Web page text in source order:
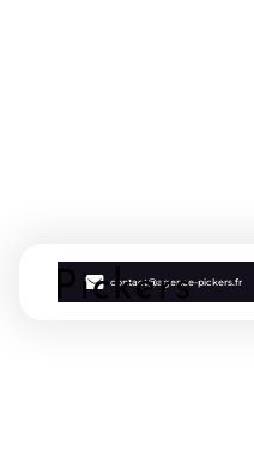
contact@agence-pickers.fr